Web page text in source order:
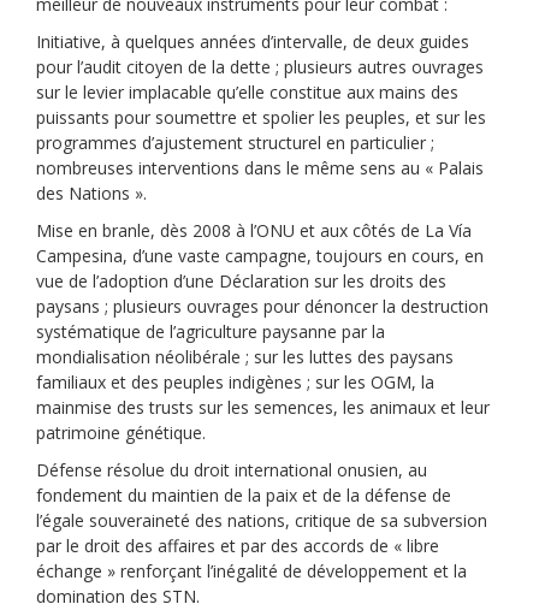
Initiative, à quelques années d’intervalle, de deux guides
pour l’audit citoyen de la dette ; plusieurs autres ouvrages
sur le levier implacable qu’elle constitue aux mains des
puissants pour soumettre et spolier les peuples, et sur les
programmes d’ajustement structurel en particulier ;
nombreuses interventions dans le même sens au « Palais
des Nations ».
Mise en branle, dès 2008 à l’ONU et aux côtés de La Vía
Campesina, d’une vaste campagne, toujours en cours, en
vue de l’adoption d’une Déclaration sur les droits des
paysans ; plusieurs ouvrages pour dénoncer la destruction
systématique de l’agriculture paysanne par la
mondialisation néolibérale ; sur les luttes des paysans
familiaux et des peuples indigènes ; sur les OGM, la
mainmise des trusts sur les semences, les animaux et leur
patrimoine génétique.
Défense résolue du droit international onusien, au
fondement du maintien de la paix et de la défense de
l’égale souveraineté des nations, critique de sa subversion
par le droit des affaires et par des accords de « libre
échange » renforçant l’inégalité de développement et la
domination des STN.